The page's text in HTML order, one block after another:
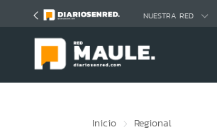
NUESTRA RED
Inicio Regional